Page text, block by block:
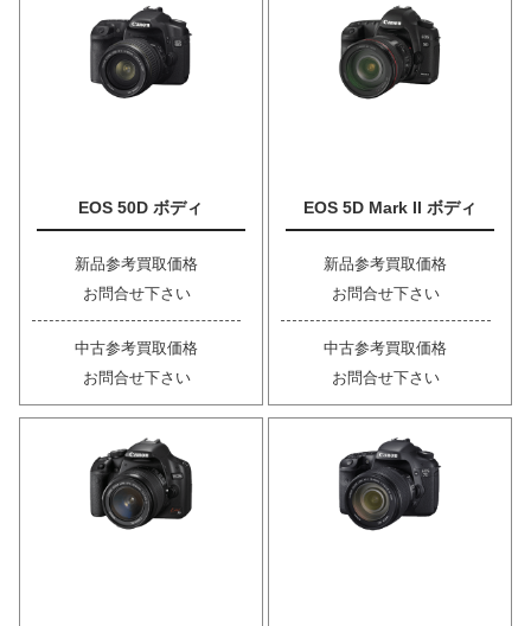
EOS 50D ボディ
新品参考買取価格
お問合せ下さい
中古参考買取価格
お問合せ下さい
EOS 5D Mark II ボディ
新品参考買取価格
お問合せ下さい
中古参考買取価格
お問合せ下さい